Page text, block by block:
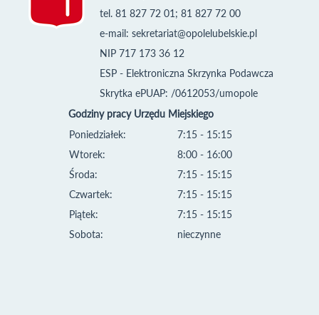
tel. 81 827 72 01; 81 827 72 00
e-mail: sekretariat@opolelubelskie.pl
NIP 717 173 36 12
ESP - Elektroniczna Skrzynka Podawcza
Skrytka ePUAP: /0612053/umopole
Godziny pracy Urzędu Miejskiego
Poniedziałek:
Wtorek:
Środa:
Czwartek:
Piątek:
Sobota:
7:15 - 15:15
8:00 - 16:00
7:15 - 15:15
7:15 - 15:15
7:15 - 15:15
nieczynne